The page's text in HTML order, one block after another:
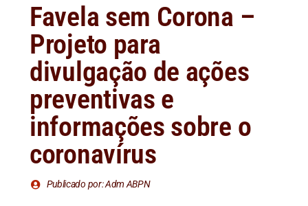
Favela sem Corona –
Projeto para
divulgação de ações
preventivas e
informações sobre o
coronavírus
Publicado por: Adm ABPN